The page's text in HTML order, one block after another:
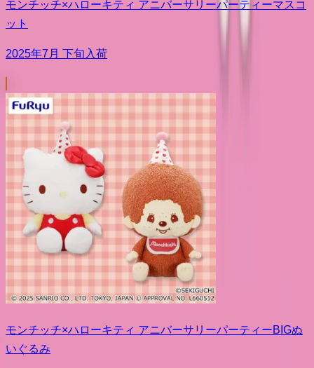
モンチッチ×ハローキティ アニバーサリーパーティーマスコ
ット
2025年7月 下旬入荷
モンチッチ×ハローキティ アニバーサリーパーティーBIGぬ
いぐるみ